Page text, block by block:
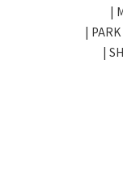
|
| PARK
|